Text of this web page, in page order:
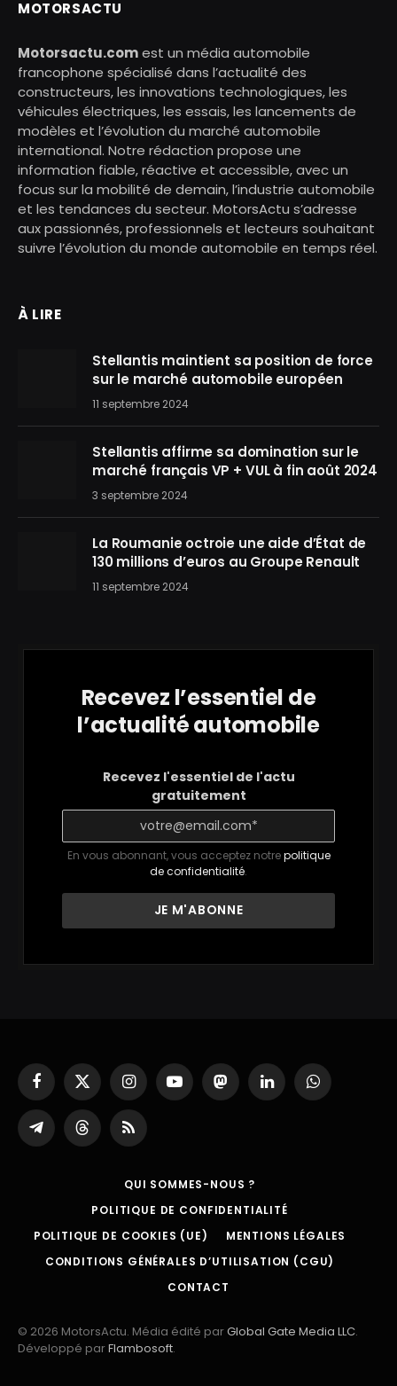
MOTORSACTU
Motorsactu.comest un média automobile
francophone spécialisé dans l’actualité des
constructeurs, les innovations technologiques, les
véhicules électriques, les essais, les lancements de
modèles et l’évolution du marché automobile
international. Notre rédaction propose une
information fiable, réactive et accessible, avec un
focus sur la mobilité de demain, l’industrie automobile
et les tendances du secteur. MotorsActu s’adresse
aux passionnés, professionnels et lecteurs souhaitant
suivre l’évolution du monde automobile en temps réel.
À LIRE
Stellantis maintient sa position de force
sur le marché automobile européen
11 septembre 2024
Stellantis affirme sa domination sur le
marché français VP + VUL à fin août 2024
3 septembre 2024
La Roumanie octroie une aide d’État de
130 millions d’euros au Groupe Renault
11 septembre 2024
Recevez l’essentiel de
l’actualité automobile
Recevez l'essentiel de l'actu
gratuitement
En vous abonnant, vous acceptez notrepolitique
de confidentialité.
Facebook
X
(Twitter)
InstagramYouTubeMastodonLinkedInWhatsApp
Partager
sur
ThreadsRSS
QUI SOMMES-NOUS ?
POLITIQUE DE CONFIDENTIALITÉ
POLITIQUE DE COOKIES (UE)
MENTIONS LÉGALES
CONDITIONS GÉNÉRALES D’UTILISATION (CGU)
CONTACT
© 2026 MotorsActu. Média édité parGlobal Gate Media LLC.
Développé parFlambosoft.